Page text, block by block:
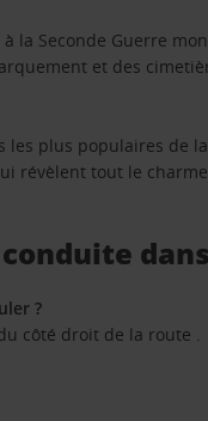
à la Seconde Guerre
et des
les plus populaires de
révèlent tout le
?
côté droit de la route .